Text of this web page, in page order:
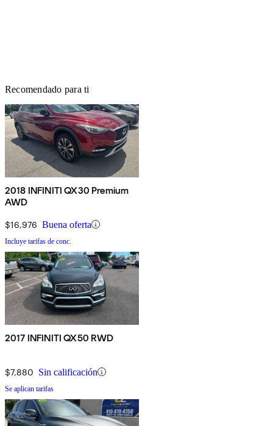
Recomendado para ti
2018 INFINITI QX30 Premium
AWD
$16,976 Buena oferta
Incluye tarifas de conc.
2017 INFINITI QX50 RWD
$7,880 Sin calificación
Se aplican tarifas